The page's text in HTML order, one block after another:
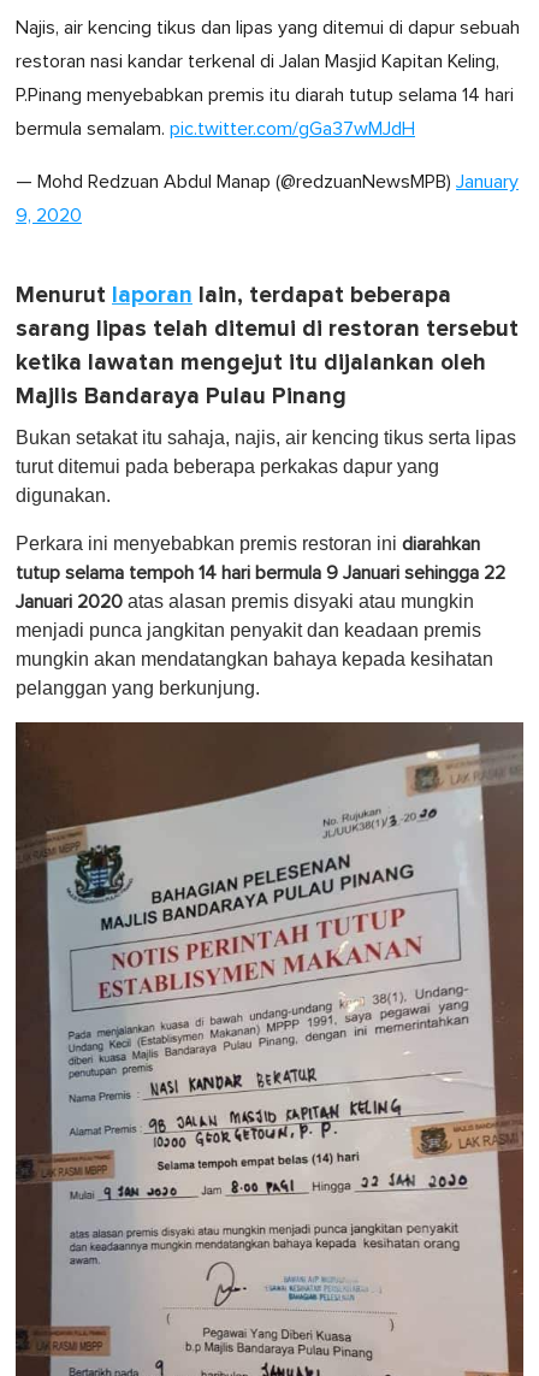
Najis, air kencing tikus dan lipas yang ditemui di dapur sebuah
restoran nasi kandar terkenal di Jalan Masjid Kapitan Keling,
P.Pinang menyebabkan premis itu diarah tutup selama 14 hari
bermula semalam. pic.twitter.com/gGa37wMJdH
— Mohd Redzuan Abdul Manap (@redzuanNewsMPB) January
9, 2020
Menurut laporan lain, terdapat beberapa
sarang lipas telah ditemui di restoran tersebut
ketika lawatan mengejut itu dijalankan oleh
Majlis Bandaraya Pulau Pinang
Bukan setakat itu sahaja, najis, air kencing tikus serta lipas
turut ditemui pada beberapa perkakas dapur yang
digunakan.
Perkara ini menyebabkan premis restoran ini diarahkan
tutup selama tempoh 14 hari bermula 9 Januari sehingga 22
Januari 2020 atas alasan premis disyaki atau mungkin
menjadi punca jangkitan penyakit dan keadaan premis
mungkin akan mendatangkan bahaya kepada kesihatan
pelanggan yang berkunjung.